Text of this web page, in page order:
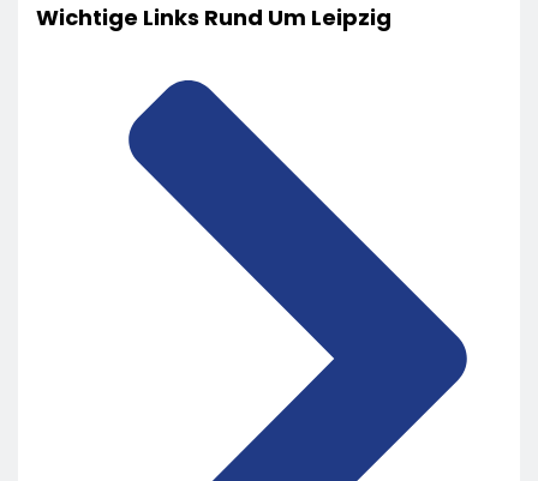
Wichtige Links Rund Um Leipzig